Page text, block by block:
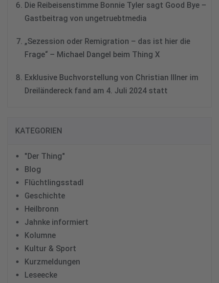
Die Reibeisenstimme Bonnie Tyler sagt Good Bye –
Gastbeitrag von ungetruebtmedia
„Sezession oder Remigration – das ist hier die
Frage“ – Michael Dangel beim Thing X
Exklusive Buchvorstellung von Christian Illner im
Dreiländereck fand am 4. Juli 2024 statt
KATEGORIEN
"Der Thing"
Blog
Flüchtlingsstadl
Geschichte
Heilbronn
Jahnke informiert
Kolumne
Kultur & Sport
Kurzmeldungen
Leseecke